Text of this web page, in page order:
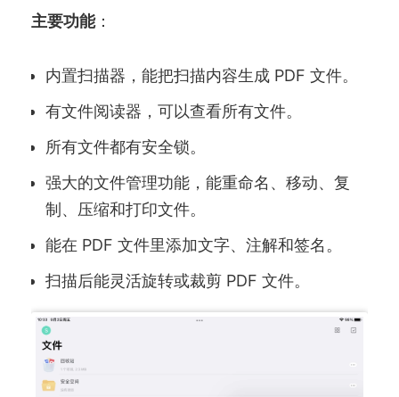
主要功能：
内置扫描器，能把扫描内容生成 PDF 文件。
有文件阅读器，可以查看所有文件。
所有文件都有安全锁。
强大的文件管理功能，能重命名、移动、复
制、压缩和打印文件。
能在 PDF 文件里添加文字、注解和签名。
扫描后能灵活旋转或裁剪 PDF 文件。